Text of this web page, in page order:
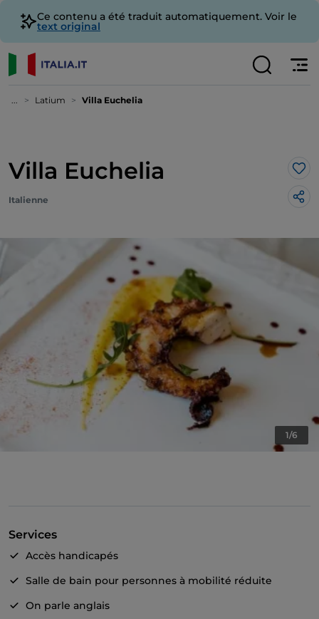
Ce contenu a été traduit automatiquement. Voir le
text original
... Latium Villa Euchelia
Villa Euchelia
Italienne
1/6
Services
Accès handicapés
Salle de bain pour personnes à mobilité réduite
On parle anglais